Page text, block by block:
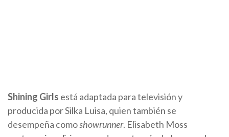
Shining Girls está adaptada para televisión y
producida por Silka Luisa, quien también se
desempeña comoshowrunner. Elisabeth Moss